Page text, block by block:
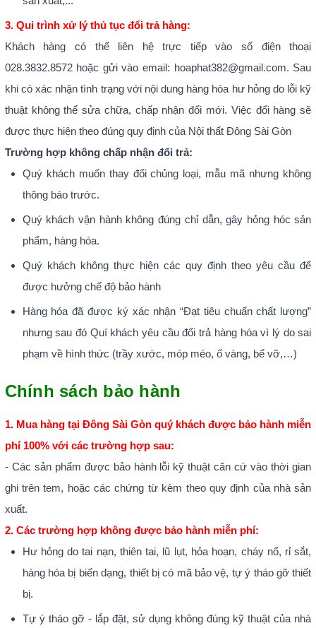
3. Qui trình xử lý thủ tục đổi trả hàng:
Khách hàng có thể liên hệ trực tiếp vào số điện thoại
028.3832.8572 hoặc gửi vào email: hoaphat382@gmail.com. Sau
khi có xác nhận tình trạng với nội dung hàng hóa hư hỏng do lỗi kỹ
thuật không thể sửa chữa, chấp nhận đổi mới. Việc đổi hàng sẽ
được thực hiện theo đúng quy định của Nội thất Đông Sài Gòn
Trường hợp không chấp nhận đổi trả:
Quý khách muốn thay đổi chủng loại, mẫu mã nhưng không
thông báo trước.
Quý khách vận hành không đúng chỉ dẫn, gây hỏng hóc sản
phẩm, hàng hóa.
Quý khách không thực hiện các quy định theo yêu cầu để
được hưởng chế độ bảo hành
Hàng hóa đã được ký xác nhận “Đạt tiêu chuẩn chất lượng”
nhưng sau đó Quí khách yêu cầu đổi trả hàng hóa vì lý do sai
phạm về hình thức (trầy xước, móp méo, ố vàng, bể vỡ,…)
Chính sách bảo hành
1. Mua hàng tại Đông Sài Gòn quý khách được bảo hành miễn
phí 100% với các trường hợp sau:
- Các sản phẩm được bảo hành lỗi kỹ thuật căn cứ vào thời gian
ghi trên tem, hoặc các chứng từ kèm theo quy định của nhà sản
xuất.
2. Các trường hợp không được bảo hành miễn phí:
Hư hỏng do tai nạn, thiên tai, lũ lụt, hỏa hoạn, cháy nổ, rỉ sắt,
hàng hóa bị biến dạng, thiết bị có mã bảo vệ, tự ý tháo gỡ thiết
bị.
Tự ý tháo gỡ - lắp đặt, sử dụng không đúng kỹ thuật của nhà